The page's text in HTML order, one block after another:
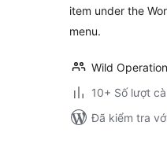
item under the
menu.
Wild Operation
10+ Số lượt
Đã kiểm tra